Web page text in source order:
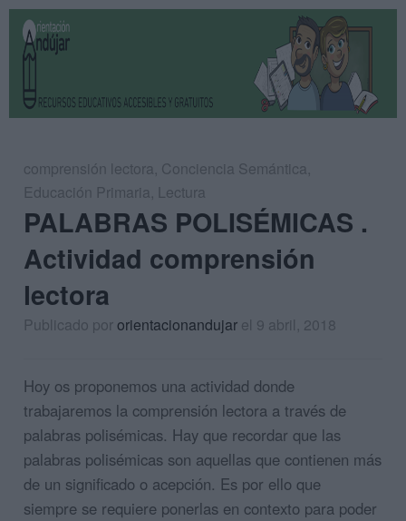
comprensión lectora, Conciencia Semántica,
Educación Primaria, Lectura
PALABRAS POLISÉMICAS .
Actividad comprensión
lectora
Publicado pororientacionandujar el 9 abril, 2018
Hoy os proponemos una actividad donde
trabajaremos la comprensión lectora a través de
palabras polisémicas. Hay que recordar que las
palabras polisémicas son aquellas que contienen más
de un significado o acepción. Es por ello que
siempre se requiere ponerlas en contexto para poder